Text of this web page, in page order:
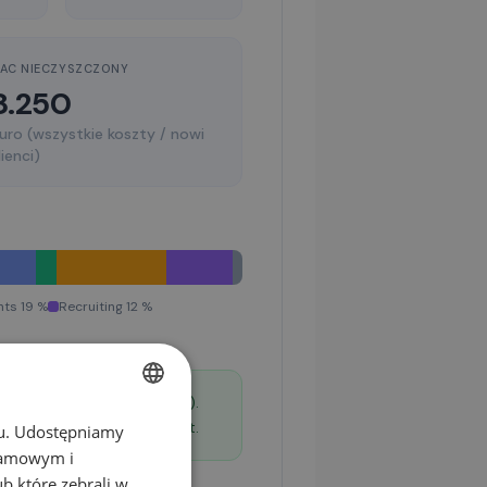
NIECZYSZCZONY
(wszystkie koszty / nowi
19 %
Recruiting 12 %
/ Software (20–35 %).
das Wachstum bremst.
GERMAN
Udostępniamy
i